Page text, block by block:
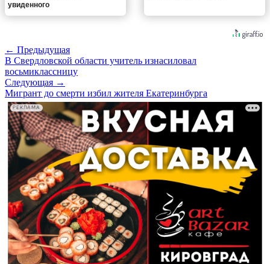
увиденного
← Предыдущая
В Свердловской области учитель изнасиловал
восьмиклассницу
Следующая →
Мигрант до смерти избил жителя Екатеринбурга
РЕКЛАМА